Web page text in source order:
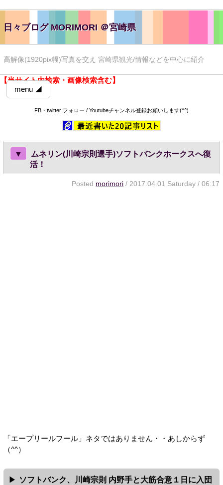
日々ブログ MORIMORI ＠宮崎県
高解像(1920pix幅)写真を交え 宮崎県観光/情報などを中心に紹介
【当サイト内検索・画像検索含む】
menu ◢
FB・twitter フォロー / Youtubeチャンネル登録お願いします(^^)
▼
ムネリン(川崎宗則選手)ソフトバンクホークスへ復
活！
Posted morimori / 2017.04.01 Saturday / 06:17
「エープリールフール」ネタではありません・・あしからず
（^^）
ソフトバンク、川崎宗則 内野手と大筋合意１日に入団